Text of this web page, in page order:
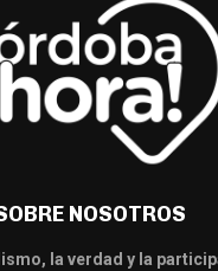
NOSOTROS
la verdad y la